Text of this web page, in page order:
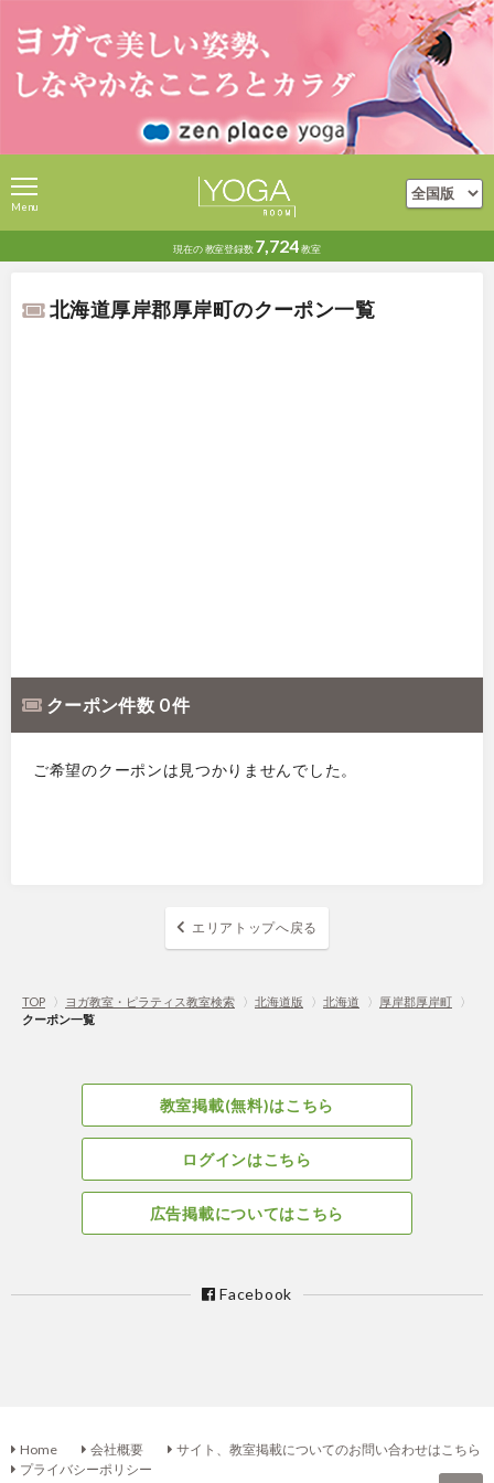
現在の教室登録数 7,724教室
Menu
北海道厚岸郡厚岸町のクーポン一覧
クーポン件数 0 件
ご希望のクーポンは見つかりませんでした。
エリアトップへ戻る
TOP 〉 ヨガ教室・ピラティス教室検索 〉 北海道版 〉 北海道 〉 厚岸郡厚岸町
〉
クーポン一覧
教室掲載(無料)はこちら
ログインはこちら
広告掲載についてはこちら
Facebook
Home 会社概要
サイト、教室掲載についてのお問い合わせはこちら
プライバシーポリシー